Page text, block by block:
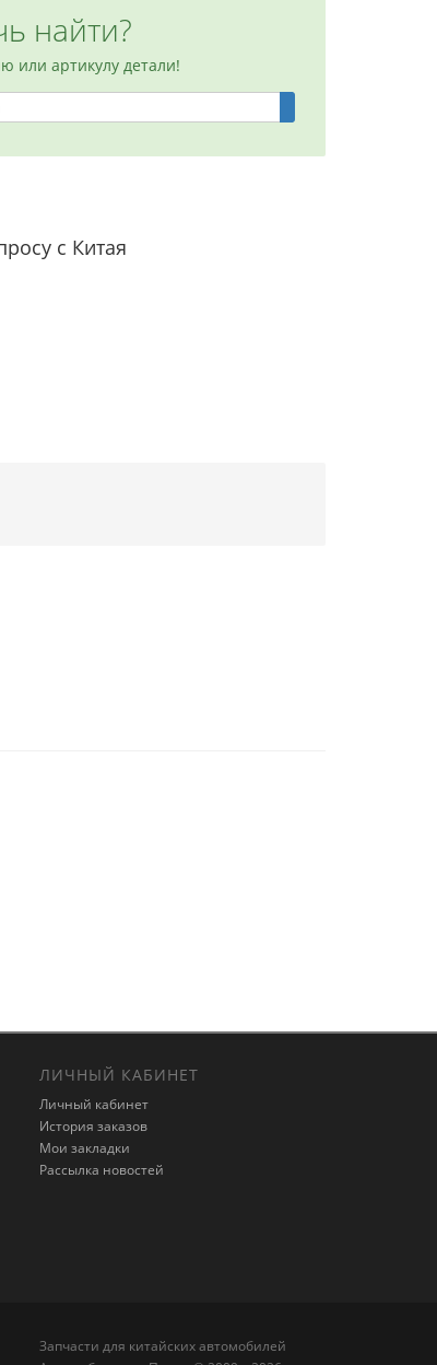
найти?
или артикулу детали!
с Китая
ЛИЧНЫЙ КАБИНЕТ
Личный кабинет
История заказов
Мои закладки
Рассылка новостей
Запчасти для китайских автомобилей